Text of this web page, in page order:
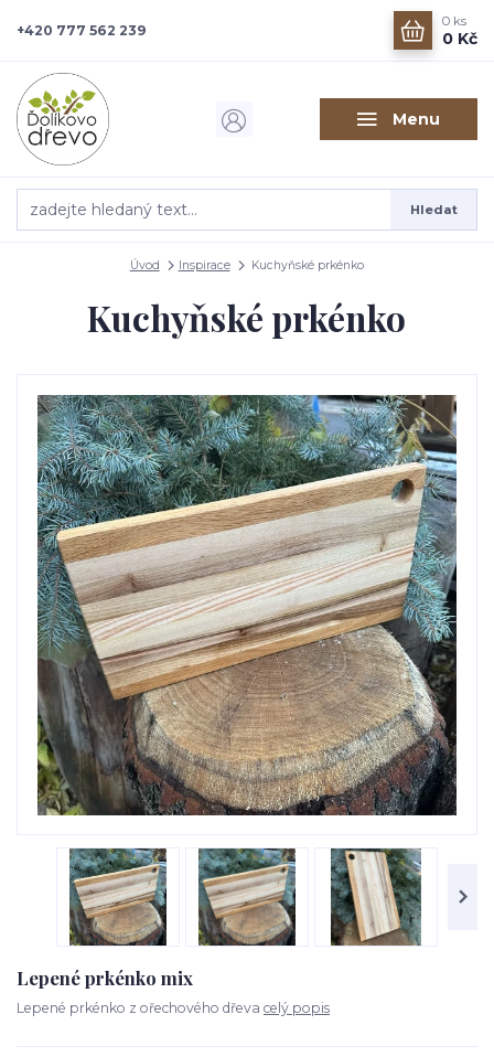
Menu
Hledat
+420 777 562 239
0 ks
0 Kč
Úvod Inspirace Kuchyňské prkénko
Kuchyňské prkénko
Lepené prkénko mix
Lepené prkénko z ořechového dřeva celý popis